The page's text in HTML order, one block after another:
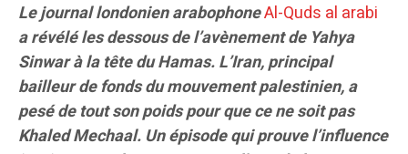
Le journal londonien arabophoneAl-Quds al arabi
a révélé les dessous de l’avènement de Yahya
Sinwar à la tête du Hamas. L’Iran, principal
bailleur de fonds du mouvement palestinien, a
pesé de tout son poids pour que ce ne soit pas
Khaled Mechaal. Un épisode qui prouve l’influence